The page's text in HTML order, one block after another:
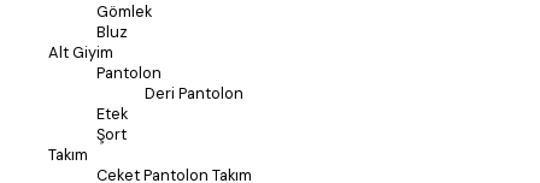
Gömlek
Bluz
Alt Giyim
Pantolon
Deri Pantolon
Etek
Şort
Takım
Ceket Pantolon Takım